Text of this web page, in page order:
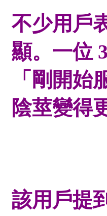
不少用戶
顯。一位
「剛開
陰莖變得
該用戶提